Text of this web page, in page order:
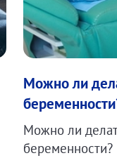
Можно ли
Можно ли
беременности?